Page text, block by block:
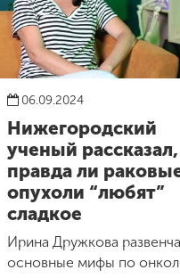
06.09.2024
Нижегородский
ученый рассказал,
правда ли
опухоли “любят”
сладкое
Ирина Дружкова
основные мифы по